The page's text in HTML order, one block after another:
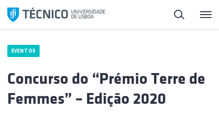
Saltar
para
Pesquisa
EVENTOS
Concurso do “Prémio Terre de
Femmes” – Edição 2020